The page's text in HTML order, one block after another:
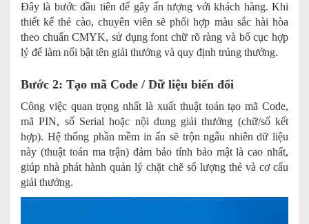
Đây là bước đầu tiên để gây ấn tượng với khách hàng. Khi
thiết kế thẻ cào, chuyên viên sẽ phối hợp màu sắc hài hòa
theo chuẩn CMYK, sử dụng font chữ rõ ràng và bố cục hợp
lý để làm nổi bật tên giải thưởng và quy định trúng thưởng.
Bước 2: Tạo mã Code / Dữ liệu biến đổi
Công việc quan trọng nhất là xuất thuật toán tạo mã Code,
mã PIN, số Serial hoặc nội dung giải thưởng (chữ/số kết
hợp). Hệ thống phần mềm in ấn sẽ trộn ngẫu nhiên dữ liệu
này (thuật toán ma trận) đảm bảo tính bảo mật là cao nhất,
giúp nhà phát hành quản lý chặt chẽ số lượng thẻ và cơ cấu
giải thưởng.